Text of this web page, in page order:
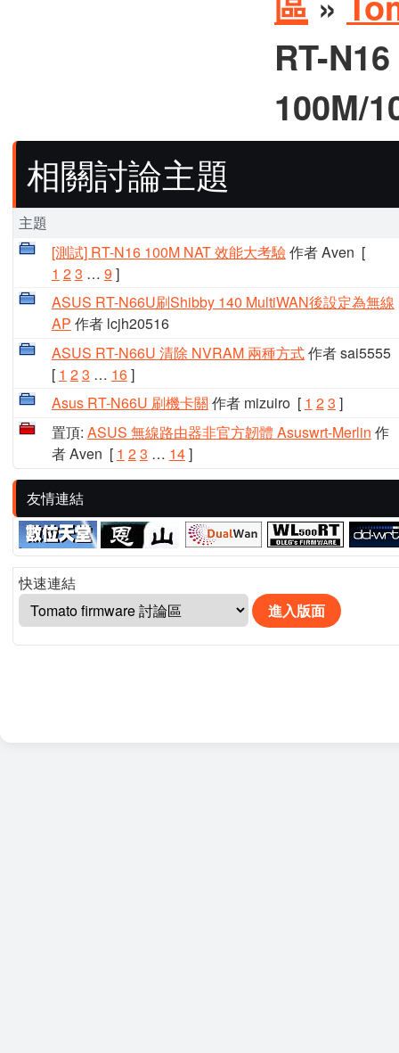
RT-
100M/
相關討論主題
主題
[測試] RT-N16 100M NAT 效能大考驗作者 Aven [
1 23 … 9 ]
ASUS RT-N66U刷Shibby 140 MultiWAN後設定為無線
AP 作者 lcjh20516
ASUS RT-N66U 清除 NVRAM 兩種方式作者 sai5555
[ 1 23 … 16]
Asus RT-N66U 刷機卡關 作者 mizuiro[ 1 23 ]
置頂: ASUS 無線路由器非官方韌體 Asuswrt-Merlin 作
者 Aven [ 1 23 … 14]
友情連結
快速連結